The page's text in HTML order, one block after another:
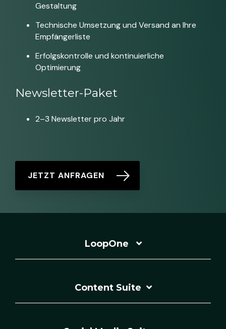
Gestaltung
Technische Umsetzung und Versand an Ihre
Empfängerliste
Erfolgskontrolle und kontinuierliche
Optimierung
Newsletter-Paket
2–3 Newsletter pro Jahr
JETZT ANFRAGEN
LoopOne
Content Suite